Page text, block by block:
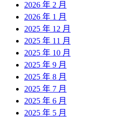
2026 年 2 月
2026 年 1 月
2025 年 12 月
2025 年 11 月
2025 年 10 月
2025 年 9 月
2025 年 8 月
2025 年 7 月
2025 年 6 月
2025 年 5 月